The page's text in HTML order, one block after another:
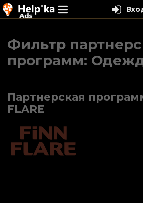
содержимому
Фильтр
программ:
Партнерская
FLARE